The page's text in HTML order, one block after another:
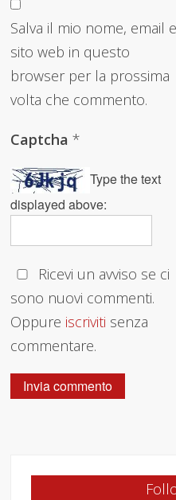
Salva il mio nome, email e
sito web in questo
browser per la prossima
volta che commento.
Captcha*
Type the text
displayed above:
Ricevi un avviso se ci
sono nuovi commenti.
Oppure iscriviti senza
commentare.